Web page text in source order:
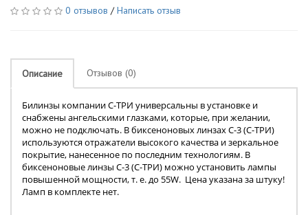
0 отзывов /Написать отзыв
Описание Отзывов (0)
Билинзы компании С-ТРИ универсальны в установке и
снабжены ангельскими глазками, которые, при желании,
можно не подключать. В биксеноновых линзах С-3 (С-ТРИ)
используются отражатели высокого качества и зеркальное
покрытие, нанесенное по последним технологиям. В
биксеноновые линзы С-3 (С-ТРИ) можно установить лампы
повышенной мощности, т. е. до 55W. Цена указана за штуку!
Ламп в комплекте нет.